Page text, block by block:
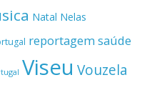
Natal Nelas
reportagemsaúde
Viseu Vouzela